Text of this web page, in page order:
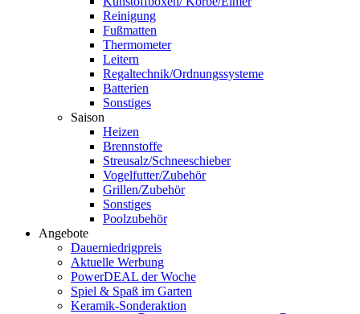
Reinigung
Fußmatten
Thermometer
Leitern
Regaltechnik/Ordnungssysteme
Batterien
Sonstiges
Saison
Heizen
Brennstoffe
Streusalz/Schneeschieber
Vogelfutter/Zubehör
Grillen/Zubehör
Sonstiges
Poolzubehör
Angebote
Dauerniedrigpreis
Aktuelle Werbung
PowerDEAL der Woche
Spiel & Spaß im Garten
Keramik-Sonderaktion